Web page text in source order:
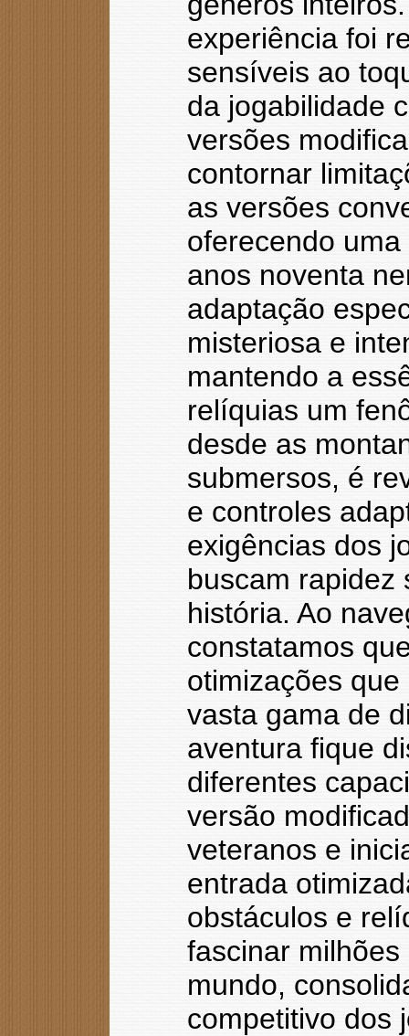
experiência foi
sensíveis ao
da jogabilidade
versões
contornar
as versões
oferecendo
anos noventa
adaptação
misteriosa e
mantendo a
relíquias um
desde as
submersos, é
e controles
exigências dos
buscam rapidez
história. Ao
constatamos
otimizações
vasta gama de
aventura fique
diferentes
versão
veteranos e
entrada
obstáculos e
fascinar
mundo,
competitivo dos